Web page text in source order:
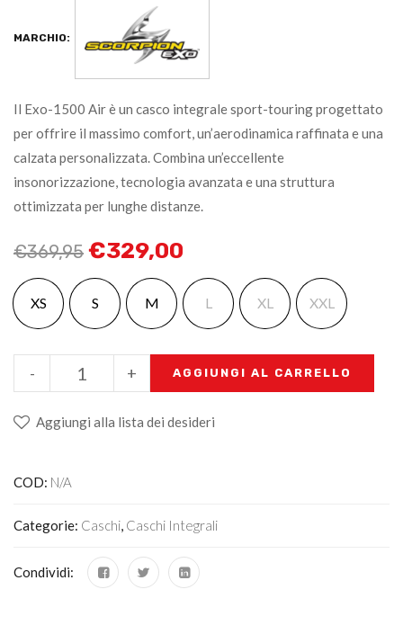
MARCHIO:
Il Exo-1500 Air è un casco integrale sport-touring progettato
per offrire il massimo comfort, un’aerodinamica raffinata e una
calzata personalizzata. Combina un’eccellente
insonorizzazione, tecnologia avanzata e una struttura
ottimizzata per lunghe distanze.
€369,95 €329,00
XS S M L XL XXL
+
- AGGIUNGI AL CARRELLO
Aggiungi alla lista dei desideri
COD: N/A
Categorie: Caschi, Caschi Integrali
Condividi: